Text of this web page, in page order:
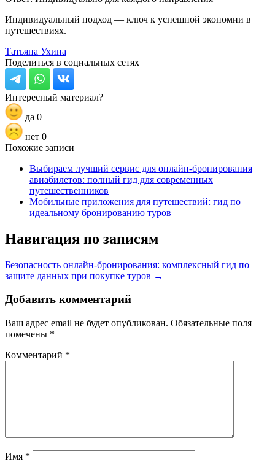
Индивидуальный подход — ключ к успешной экономии в
путешествиях.
Татьяна Ухина
Поделиться в социальных сетях
Интересный материал?
да 0
нет 0
Похожие записи
Выбираем лучший сервис для онлайн-бронирования
авиабилетов: полный гид для современных
путешественников
Мобильные приложения для путешествий: гид по
идеальному бронированию туров
Навигация по записям
Безопасность онлайн-бронирования: комплексный гид по
защите данных при покупке туров →
Добавить комментарий
Ваш адрес email не будет опубликован. Обязательные поля
помечены *
Комментарий *
Имя *